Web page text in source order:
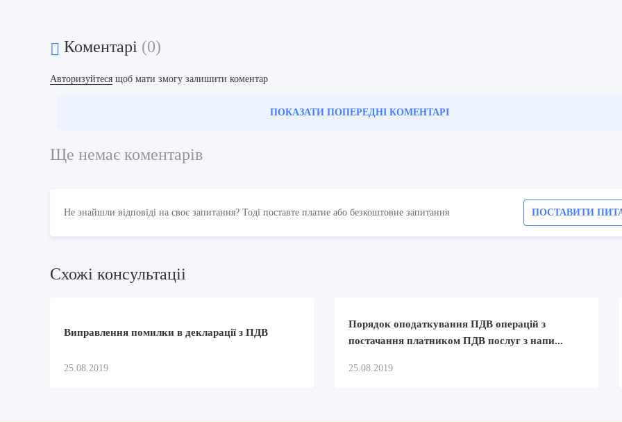
Коментарі (0)
Авторизуйтеся щоб мати змогу залишити коментар
ПОКАЗАТИ ПОПЕРЕДНІ КОМЕНТАРІ
Ще немає коментарів
Не знайшли відповіді на своє запитання? Тоді поставте платне або безкоштовне запитання ПОСТАВИТИ
Схожi консультацii
Виправлення помилки в декларації з ПДВ
25.08.2019
Порядок оподаткування ПДВ операцій з
постачання платником ПДВ послуг з напи...
25.08.2019